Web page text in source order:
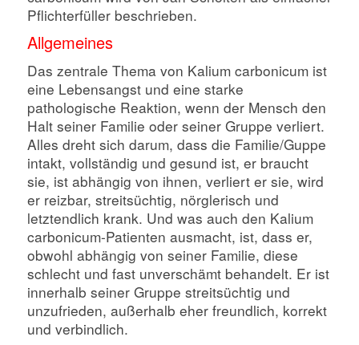
Pflichterfüller beschrieben.
Allgemeines
Das zentrale Thema von Kalium carbonicum ist
eine Lebensangst und eine starke
pathologische Reaktion, wenn der Mensch den
Halt seiner Familie oder seiner Gruppe verliert.
Alles dreht sich darum, dass die Familie/Guppe
intakt, vollständig und gesund ist, er braucht
sie, ist abhängig von ihnen, verliert er sie, wird
er reizbar, streitsüchtig, nörglerisch und
letztendlich krank. Und was auch den Kalium
carbonicum-Patienten ausmacht, ist, dass er,
obwohl abhängig von seiner Familie, diese
schlecht und fast unverschämt behandelt. Er ist
innerhalb seiner Gruppe streitsüchtig und
unzufrieden, außerhalb eher freundlich, korrekt
und verbindlich.